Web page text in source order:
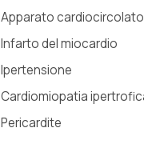
Apparato
Infarto del miocardio
Ipertensione
Cardiomiopatia
Pericardite